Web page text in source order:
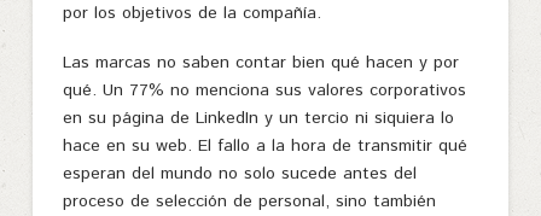
por los objetivos de la compañía.
Las marcas no saben contar bien qué hacen y por
qué. Un 77% no menciona sus valores corporativos
en su página de LinkedIn y un tercio ni siquiera lo
hace en su web. El fallo a la hora de transmitir qué
esperan del mundo no solo sucede antes del
proceso de selección de personal, sino también